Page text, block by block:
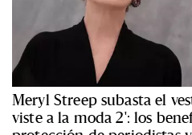
Meryl Streep subasta el
viste a la moda 2': los